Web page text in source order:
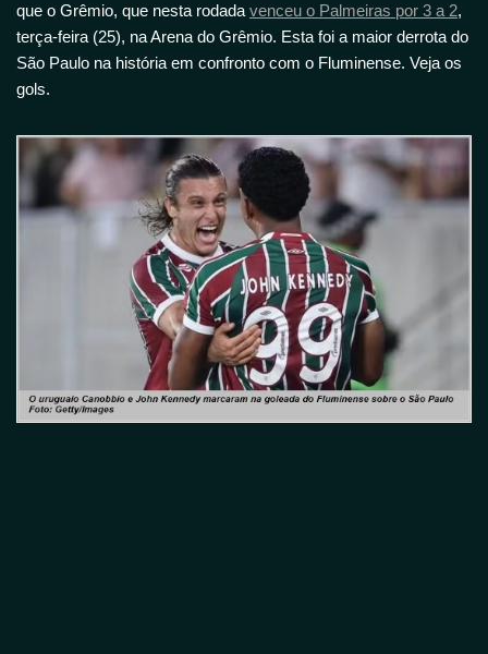
que o Grêmio, que nesta rodada venceu o Palmeiras por 3 a 2,
terça-feira (25), na Arena do Grêmio. Esta foi a maior derrota do
São Paulo na história em confronto com o Fluminense. Veja os
gols.